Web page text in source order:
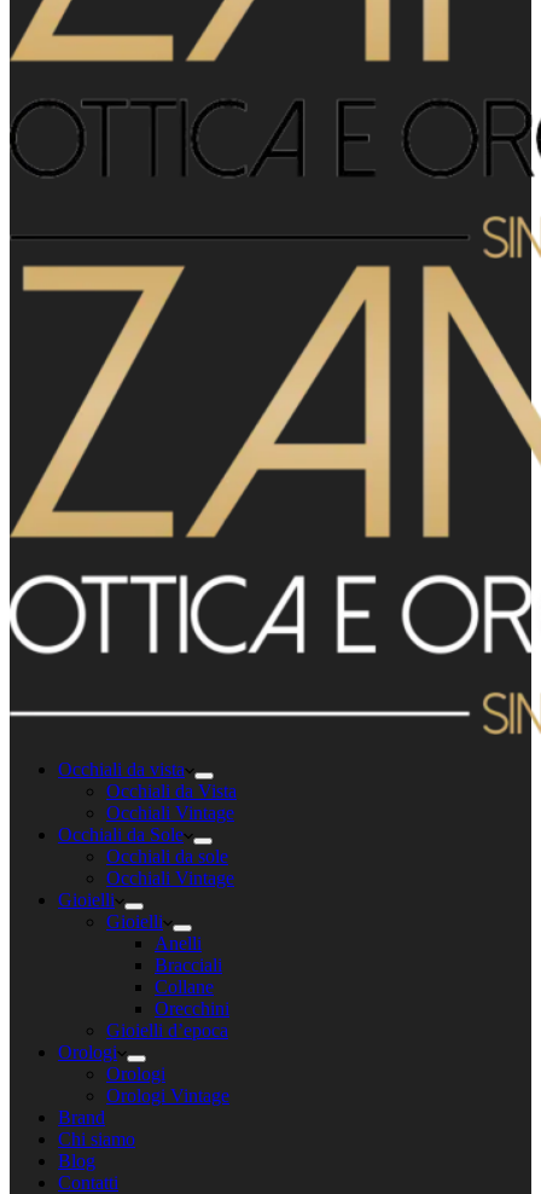
Occhiali da vista
Occhiali da Vista
Occhiali Vintage
Occhiali da Sole
Occhiali da sole
Occhiali Vintage
Gioielli
Gioielli
Anelli
Bracciali
Collane
Orecchini
Gioielli d’epoca
Orologi
Orologi
Orologi Vintage
Brand
Chi siamo
Blog
Contatti